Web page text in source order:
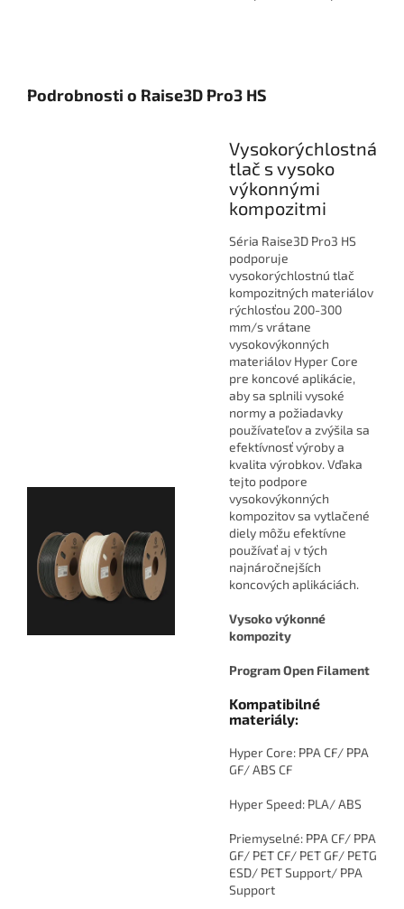
Podrobnosti o Raise3D Pro3 HS
Vysokorýchlostná
tlač s vysoko
výkonnými
kompozitmi
Séria Raise3D Pro3 HS
podporuje
vysokorýchlostnú tlač
kompozitných materiálov
rýchlosťou 200-300
mm/s vrátane
vysokovýkonných
materiálov Hyper Core
pre koncové aplikácie,
aby sa splnili vysoké
normy a požiadavky
používateľov a zvýšila sa
efektívnosť výroby a
kvalita výrobkov. Vďaka
tejto podpore
vysokovýkonných
kompozitov sa vytlačené
diely môžu efektívne
používať aj v tých
najnáročnejších
koncových aplikáciách.
Vysoko výkonné
kompozity
Program Open Filament
Kompatibilné
materiály:
Hyper Core: PPA CF/ PPA
GF/ ABS CF
Hyper Speed: PLA/ ABS
Priemyselné: PPA CF/ PPA
GF/ PET CF/ PET GF/ PETG
ESD/ PET Support/ PPA
Support